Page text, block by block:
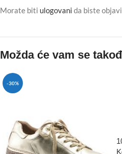
Morate biti ulogovani da biste
Možda će vam se
-30%